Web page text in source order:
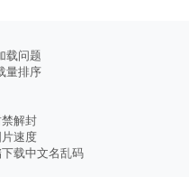
载问题
量排序
解封
速度
载中文名乱码